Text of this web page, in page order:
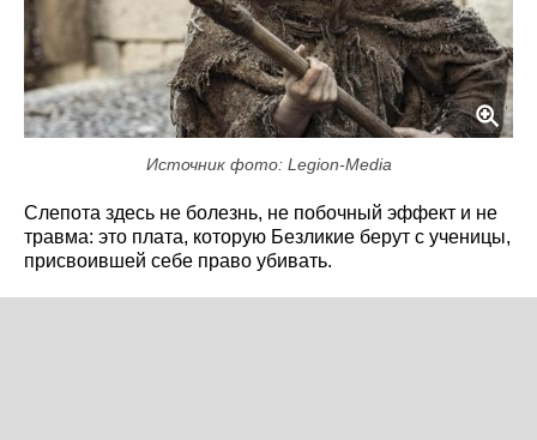
Источник фото: Legion-Media
Слепота здесь не болезнь, не побочный эффект и не
травма: это плата, которую Безликие берут с ученицы,
присвоившей себе право убивать.